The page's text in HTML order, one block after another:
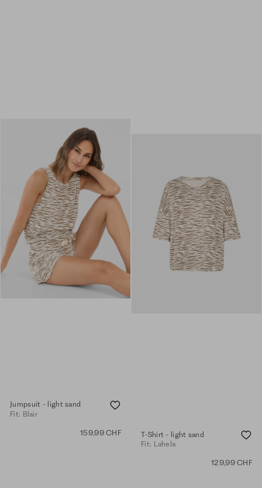
Jumpsuit - light sand
Fit: Blair
159,99 CHF
T-Shirt - light sand
Fit: Lahela
129,99 CHF